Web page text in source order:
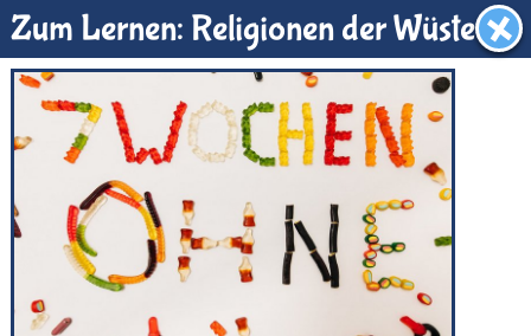
Benjamin-Zimmer
Zum Lernen: Religionen der Wüste